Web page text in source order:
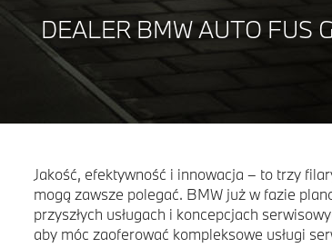
DEALER BMW AUTO FUS
Jakość, efektywność i innowacja – to trzy
mogą zawsze polegać. BMW już w fazie
przyszłych usługach i koncepcjach
aby móc zaoferować kompleksowe usługi